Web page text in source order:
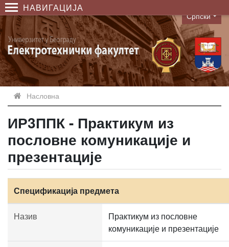
НАВИГАЦИЈА
Language
Српски
Насловна
ИР3ППК - Практикум из
пословне комуникације и
презентације
Спецификација предмета
Назив
Практикум из пословне
комуникације и презентације